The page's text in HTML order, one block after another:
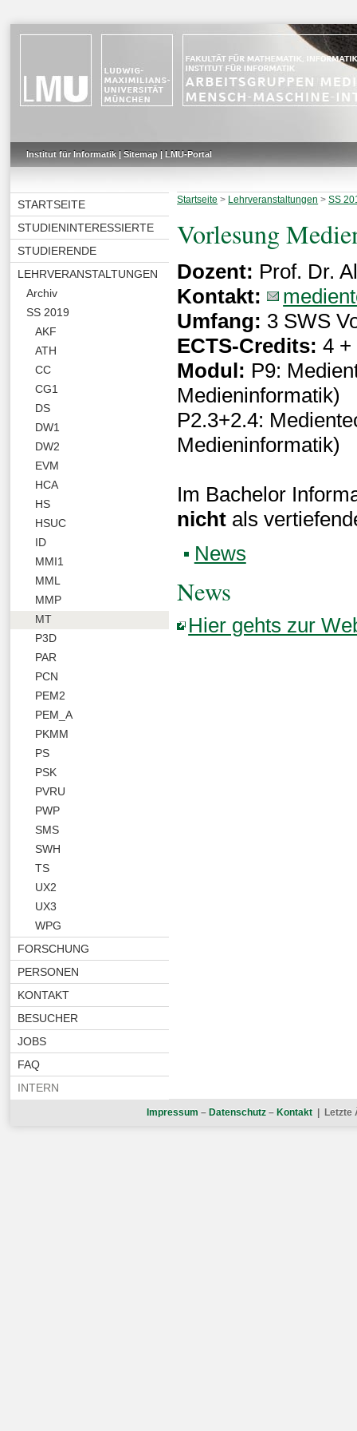
Institut für Informatik| Sitemap| LMU-Portal
STARTSEITE
STUDIENINTERESSIERTE
STUDIERENDE
LEHRVERANSTALTUNGEN
Archiv
SS 2019
AKF
ATH
CC
CG1
DS
DW1
DW2
EVM
HCA
HS
HSUC
ID
MMI1
MML
MMP
MT
P3D
PAR
PCN
PEM2
PEM_A
PKMM
PS
PSK
PVRU
PWP
SMS
SWH
TS
UX2
UX3
WPG
FORSCHUNG
PERSONEN
KONTAKT
BESUCHER
JOBS
FAQ
INTERN
Startseite > Lehrveranstaltungen >SS
Vorlesung
Dozent: Prof. Dr.
Kontakt:
Umfang: 3 SWS
ECTS-Credits: 4
Modul: P9:
Medieninformatik)
P2.3+2.4:
Medieninformatik)
Im Bachelor
nicht als
News
News
Hier gehts zur
Impressum – Datenschutz – Kontakt | Letzte